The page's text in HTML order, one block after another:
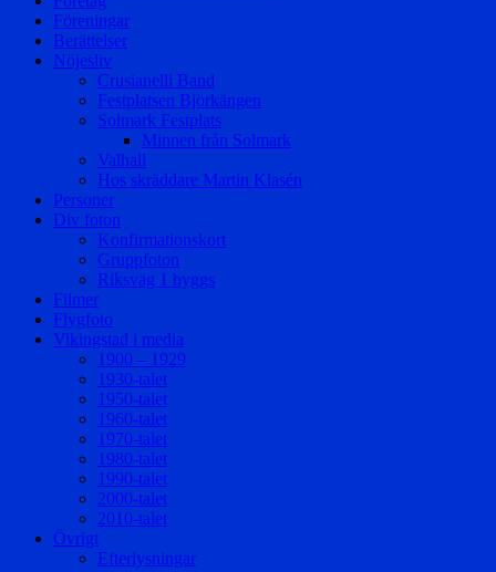
Föreningar
Berättelser
Nöjesliv
Crusianelli Band
Festplatsen Björkängen
Solmark Festplats
Minnen från Solmark
Valhall
Hos skräddare Martin Klasén
Personer
Div foton
Konfirmationskort
Gruppfoton
Riksväg 1 byggs
Filmer
Flygfoto
Vikingstad i media
1900 – 1929
1930-talet
1950-talet
1960-talet
1970-talet
1980-talet
1990-talet
2000-talet
2010-talet
Övrigt
Efterlysningar